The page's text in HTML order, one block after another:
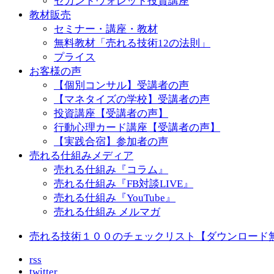
教材販売
セミナー・講座・教材
無料教材「売れる技術12の法則」
プライス
お客様の声
【個別コンサル】受講者の声
【マネタイズの学校】受講者の声
投資講座【受講者の声】
行動心理カード講座【受講者の声】
【実践合宿】参加者の声
売れる仕組みメディア
売れる仕組み『コラム』
売れる仕組み『FB対談LIVE』
売れる仕組み『YouTube』
売れる仕組み メルマガ
売れる技術１００のチェックリスト【ダウンロード
rss
twitter